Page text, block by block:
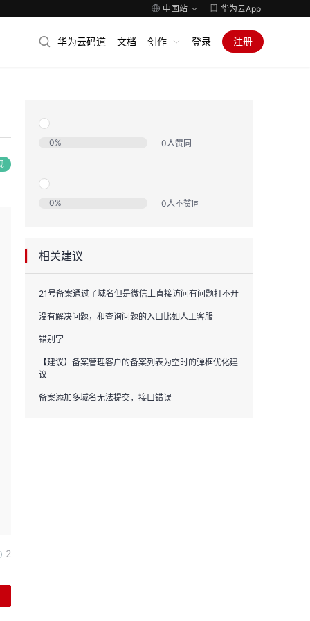
中国站 华为云App
华为云码道 文档 创作 登录 注册
2
0% 0人赞同
0% 0人不赞同
相关建议
21号备案通过了域名但是微信上直接访问有问题打不开
没有解决问题，和查询问题的入口比如人工客服
错别字
【建议】备案管理客户的备案列表为空时的弹框优化建
议
备案添加多域名无法提交，接口错误